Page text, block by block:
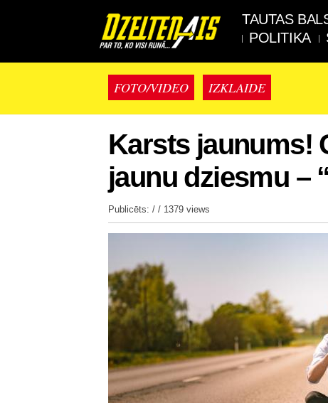
TAUTAS
POLITIKA
FOTO/VIDEO IZKLAIDE
Karsts jaunums!
jaunu dziesmu –
Publicēts: / / 1379 views